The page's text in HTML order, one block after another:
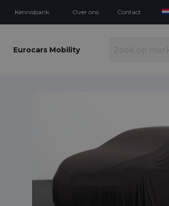
Kennisbank Over ons Contact
Eurocars Mobility